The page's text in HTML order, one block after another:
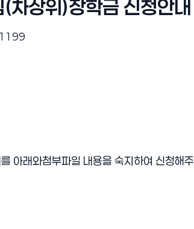
상위)장학금 신청안내
아래와첨부파일 내용을 숙지하여 신청해